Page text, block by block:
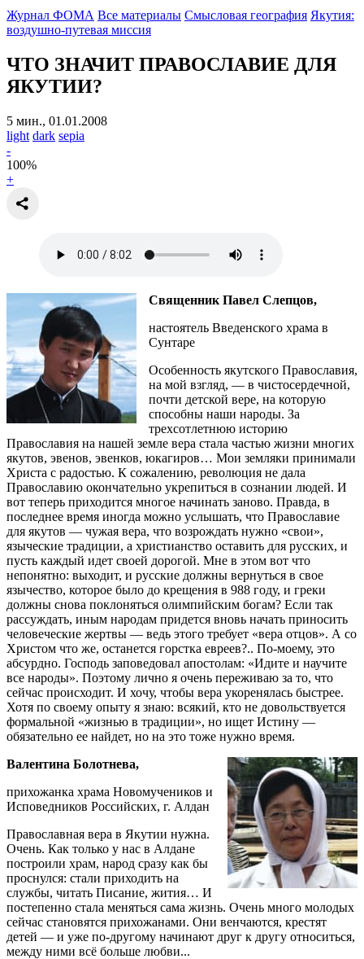
Журнал ФОМА Все материалы Смысловая география Якутия:
воздушно-путевая миссия
ЧТО ЗНАЧИТ ПРАВОСЛАВИЕ ДЛЯ
ЯКУТИИ?
5 мин., 01.01.2008
light dark sepia
-
100%
+
Священник Павел Слепцов,
настоятель Введенского храма в
Сунтаре
Особенность якутского Православия,
на мой взгляд, — в чистосердечной,
почти детской вере, на которую
способны наши народы. За
трехсотлетнюю историю
Православия на нашей земле вера стала частью жизни многих
якутов, эвенов, эвенков, юкагиров… Мои земляки принимали
Христа с радостью. К сожалению, революция не дала
Православию окончательно укрепиться в сознании людей. И
вот теперь приходится многое начинать заново. Правда, в
последнее время иногда можно услышать, что Православие
для якутов — чужая вера, что возрождать нужно «свои»,
языческие традиции, а христианство оставить для русских, и
пусть каждый идет своей дорогой. Мне в этом вот что
непонятно: выходит, и русские должны вернуться в свое
язычество, которое было до крещения в 988 году, и греки
должны снова поклоняться олимпийским богам? Если так
рассуждать, иным народам придется вновь начать приносить
человеческие жертвы — ведь этого требует «вера отцов». А со
Христом что же, останется горстка евреев?.. По-моему, это
абсурдно. Господь заповедовал апостолам: «Идите и научите
все народы». Поэтому лично я очень переживаю за то, что
сейчас происходит. И хочу, чтобы вера укоренялась быстрее.
Хотя по своему опыту я знаю: всякий, кто не довольствуется
формальной «жизнью в традиции», но ищет Истину —
обязательно ее найдет, но на это тоже нужно время.
Валентина Болотнева,
прихожанка храма Новомучеников и
Исповедников Российских, г. Алдан
Православная вера в Якутии нужна.
Очень. Как только у нас в Алдане
построили храм, народ сразу как бы
проснулся: стали приходить на
службы, читать Писание, жития… И
постепенно стала меняться сама жизнь. Очень много молодых
сейчас становятся прихожанами. Они венчаются, крестят
детей — и уже по-другому начинают друг к другу относиться,
между ними всё больше любви...